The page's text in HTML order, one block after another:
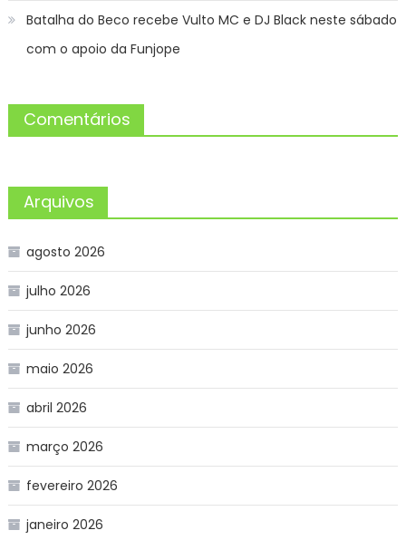
Batalha do Beco recebe Vulto MC e DJ Black neste sábado
com o apoio da Funjope
Comentários
Arquivos
agosto 2026
julho 2026
junho 2026
maio 2026
abril 2026
março 2026
fevereiro 2026
janeiro 2026